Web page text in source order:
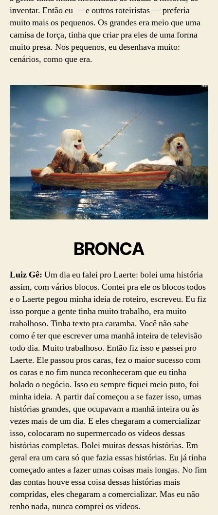
inventar. Então eu — e outros roteiristas — preferia
muito mais os pequenos. Os grandes era meio que uma
camisa de força, tinha que criar pra eles de uma forma
muito presa. Nos pequenos, eu desenhava muito:
cenários, como que era.
BRONCA
Luiz Gê: Um dia eu falei pro Laerte: bolei uma história
assim, com vários blocos. Contei pra ele os blocos todos
e o Laerte pegou minha ideia de roteiro, escreveu. Eu fiz
isso porque a gente tinha muito trabalho, era muito
trabalhoso. Tinha texto pra caramba. Você não sabe
como é ter que escrever uma manhã inteira de televisão
todo dia. Muito trabalhoso. Então fiz isso e passei pro
Laerte. Ele passou pros caras, fez o maior sucesso com
os caras e no fim nunca reconheceram que eu tinha
bolado o negócio. Isso eu sempre fiquei meio puto, foi
minha ideia. A partir daí começou a se fazer isso, umas
histórias grandes, que ocupavam a manhã inteira ou às
vezes mais de um dia. E eles chegaram a comercializar
isso, colocaram no supermercado os vídeos dessas
histórias completas. Bolei muitas dessas histórias. Em
geral era um cara só que fazia essas histórias. Eu já tinha
começado antes a fazer umas coisas mais longas. No fim
das contas houve essa coisa dessas histórias mais
compridas, eles chegaram a comercializar. Mas eu não
tenho nada, nunca comprei os vídeos.